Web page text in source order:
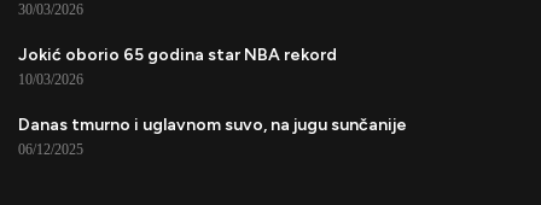
30/03/2026
Jokić oborio 65 godina star NBA rekord
10/03/2026
Danas tmurno i uglavnom suvo, na jugu sunčanije
06/12/2025